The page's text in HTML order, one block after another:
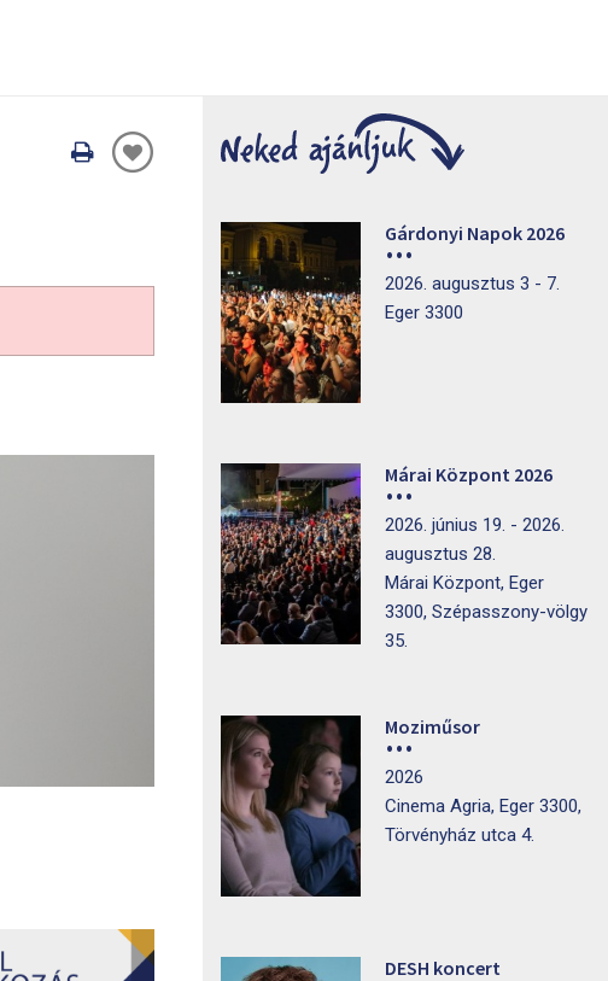
Oldal
Gárdonyi Napok 2026
2026. augusztus 3 - 7.
Eger 3300
Márai Központ 2026
2026. június 19. - 2026.
augusztus 28.
Márai Központ, Eger
3300, Szépasszony-völgy
35.
Moziműsor
2026
Cinema Agria, Eger 3300,
Törvényház utca 4.
DESH koncert